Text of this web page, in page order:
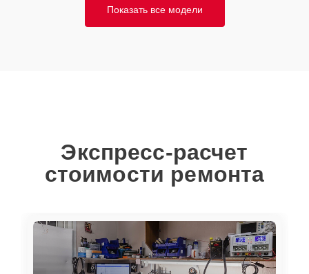
Показать все модели
Экспресс-расчет
стоимости ремонта